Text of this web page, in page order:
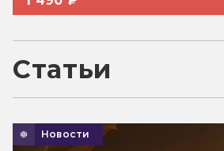
Статьи
Новости